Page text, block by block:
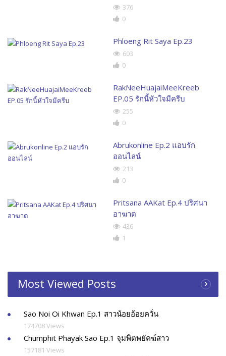
376
0
Phloeng Rit Saya Ep.23
603
0
RakNeeHuajaiMeeKreeb
EP.05 รักนี้หัวใจมีครีบ
255
0
Abrukonline Ep.2 แอบรัก
ออนไลน์
213
0
Pritsana AAKat Ep.4 ปริศนา
อาฆาต
436
1
Most Viewed Posts
Sao Noi Oi Khwan Ep.1 สาวน้อยอ้อยควั่น
174708 Views
Chumphit Phayak Sao Ep.1 จุมพิตพยัคฆ์สาว
157181 Views